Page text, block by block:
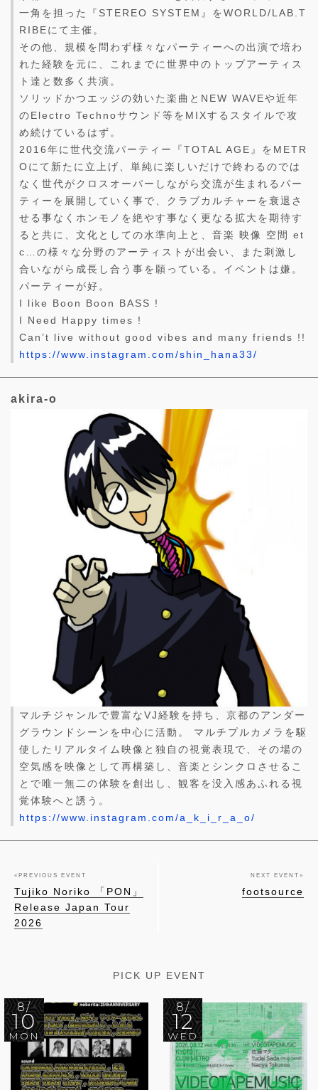
一角を担った『STEREO SYSTEM』をWORLD/LAB.T
RIBEにて主催。
その他、規模を問わず様々なパーティーへの出演で培わ
れた経験を元に、これまでに世界中のトップアーティス
ト達と数多く共演。
ソリッドかつエッジの効いた楽曲とNEW WAVEや近年
のElectro Technoサウンド等をMIXするスタイルで攻
め続けているはず。
2016年に世代交流パーティー『TOTAL AGE』をMETR
Oにて新たに立上げ、単純に楽しいだけで終わるのでは
なく世代がクロスオーバーしながら交流が生まれるパー
ティーを展開していく事で、クラブカルチャーを衰退さ
せる事なくホンモノを絶やす事なく更なる拡大を期待す
ると共に、文化としての水準向上と、音楽 映像 空間 et
c…の様々な分野のアーティストが出会い、また刺激し
合いながら成長し合う事を願っている。イベントは嫌。
パーティーが好。
I like Boon Boon BASS !
I Need Happy times !
Can’t live without good vibes and many friends !!
https://www.instagram.com/shin_hana33/
akira-o
マルチジャンルで豊富なVJ経験を持ち、京都のアンダー
グラウンドシーンを中心に活動。 マルチプルカメラを駆
使したリアルタイム映像と独自の視覚表現で、その場の
空気感を映像として再構築し、音楽とシンクロさせるこ
とで唯一無二の体験を創出し、観客を没入感あふれる視
覚体験へと誘う。
https://www.instagram.com/a_k_i_r_a_o/
« PREVIOUS EVENT
Tujiko Noriko 「PON」
Release Japan Tour
2026
NEXT EVENT »
footsource
PICK UP EVENT
8/
10
MON
8/
12
WED